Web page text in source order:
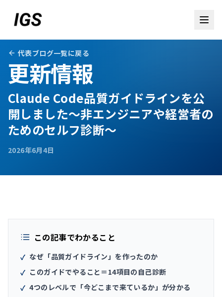
代表ブログ一覧に戻る
更新情報
Claude Code品質ガイドラインを公
開しました～非エンジニアや経営者の
ためのセルフ診断～
2026年6月4日
この記事でわかること
✓ なぜ「品質ガイドライン」を作ったのか
✓ このガイドでやること＝14項目の自己診断
✓ 4つのレベルで「今どこまで来ているか」が分かる